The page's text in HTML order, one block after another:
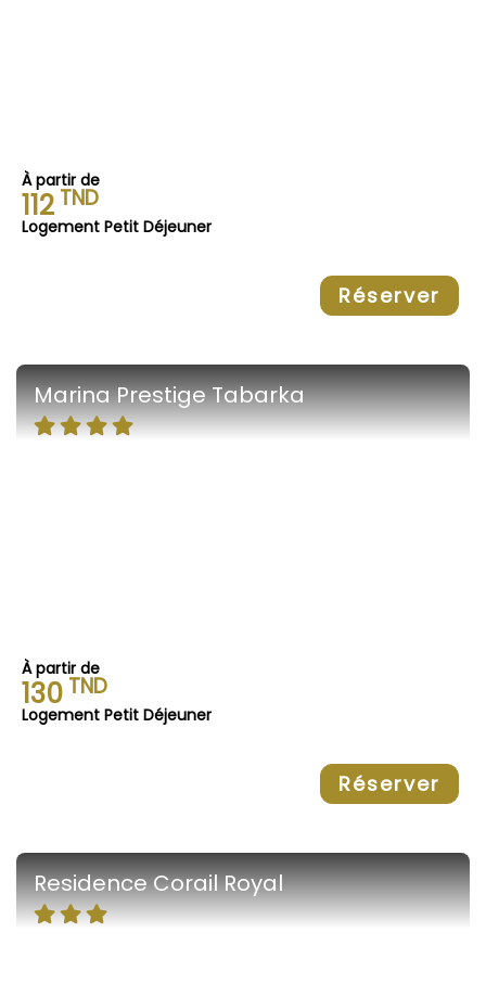
À partir de
112 TND
Logement Petit Déjeuner
Réserver
Marina Prestige Tabarka
À partir de
130 TND
Logement Petit Déjeuner
Réserver
Residence Corail Royal